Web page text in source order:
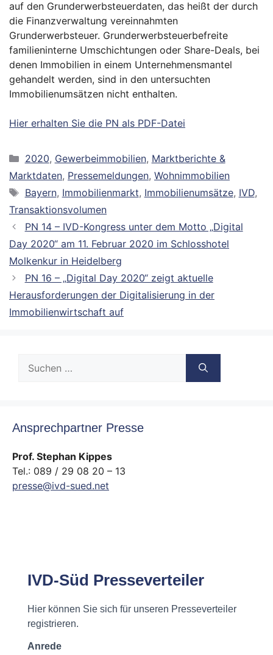
auf den Grunderwerbsteuerdaten, das heißt der durch
die Finanzverwaltung vereinnahmten
Grunderwerbsteuer. Grunderwerbsteuerbefreite
familieninterne Umschichtungen oder Share-Deals, bei
denen Immobilien in einem Unternehmensmantel
gehandelt werden, sind in den untersuchten
Immobilienumsätzen nicht enthalten.
Hier erhalten Sie die PN als PDF-Datei
Kategorien
2020, Gewerbeimmobilien, Marktberichte &
Marktdaten, Pressemeldungen, Wohnimmobilien
Schlagwörter
Bayern, Immobilienmarkt, Immobilienumsätze, IVD,
Transaktionsvolumen
PN 14 – IVD-Kongress unter dem Motto „Digital
Day 2020“ am 11. Februar 2020 im Schlosshotel
Molkenkur in Heidelberg
PN 16 – „Digital Day 2020“ zeigt aktuelle
Herausforderungen der Digitalisierung in der
Immobilienwirtschaft auf
nach:
Ansprechpartner Presse
Prof. Stephan Kippes
Tel.: 089 / 29 08 20 – 13
presse@ivd-sued.net